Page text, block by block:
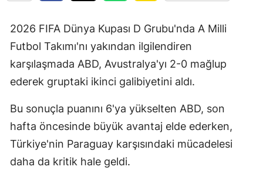
2026 FIFA Dünya Kupası D Grubu'nda A Milli
Futbol Takımı'nı yakından ilgilendiren
karşılaşmada ABD, Avustralya'yı 2-0 mağlup
ederek gruptaki ikinci galibiyetini aldı.
Bu sonuçla puanını 6'ya yükselten ABD, son
hafta öncesinde büyük avantaj elde ederken,
Türkiye'nin Paraguay karşısındaki mücadelesi
daha da kritik hale geldi.